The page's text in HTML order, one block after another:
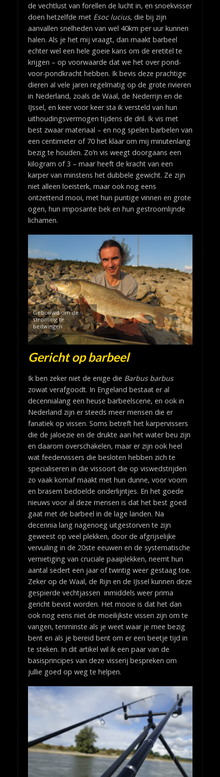
de vechtlust van forellen de lucht in, en snoekvisser
doen hetzelfde met Esoc lucius, die bij zijn
aanvallen snelheden van wel 40km per uur kunnen
halen. Als je het mij vraagt, dan maakt barbeel
echter wel een hele goeie kans om de eretitel te
krijgen – op voorwaarde dat we het over pond-
voor-pondkracht hebben. Ik bevis deze prachtige
dieren al vele jaren regelmatig op de grote rivieren
in Nederland, zoals de Waal, de Nederrijn en de
IJssel, en keer voor keer sta ik versteld van hun
uithoudingsvermogen tijdens de dril. Ik vis met
best zwaar materiaal – en nog spelen barbelen van
een centimeter of 70 het klaar om mij minutenlang
bezig te houden. Zo’n vis weegt doorgaans een
kilogram of 3 – maar heeft de kracht van een
karper van minstens het dubbele gewicht. Ze zijn
niet alleen loeisterk, maar ook nog eens
ontzettend mooi, met hun puntige vinnen en grote
ogen, hun imposante bek en hun gestroomlijnde
lichamen.
Gebouwd om de
stroming te
bedwingen
Gericht op barbeel
Ik ben zeker niet de enige die Barbus barbus
zowat verafgoodt. In Engeland bestaat er al
decennialang een heuse barbeelscene, en ook in
Nederland zijn er steeds meer mensen die er
fanatiek op vissen. Soms betreft het karpervissers
die de jaloezie en de drukte aan het water beu zijn
en daarom overschakelen, maar er zijn ook heel
wat feedervissers die besloten hebben zich te
specialiseren in die vissoort die op viswedstrijden
zo vaak komaf maakt met hun dunne, voor voorn
en brasem bedoelde onderlijntjes. En het goede
nieuws voor al deze mensen is dat het best goed
gaat met de barbeel in de lage landen. Na
decennia lang nagenoeg uitgestorven te zijn
geweest op veel plekken, door de afgrijselijke
vervuiling in de 20ste eeuwen en de systematische
vernietiging van cruciale paaiplekken, neemt hun
aantal sedert een jaar of twintig weer gestaag toe.
Zeker op de Waal, de Rijn en de IJssel kunnen deze
gespierde vechtjassen inmiddels weer prima
gericht bevist worden. Het mooie is dat het dan
ook nog eens niet de moeilijkste vissen zijn om te
vangen, tenminste als je weet waar je mee bezig
bent en als je bereid bent om er een beetje tijd in
te steken. In dit artikel wil ik een paar van de
basisprincipes van deze visserij bespreken om
jullie goed op weg te helpen.